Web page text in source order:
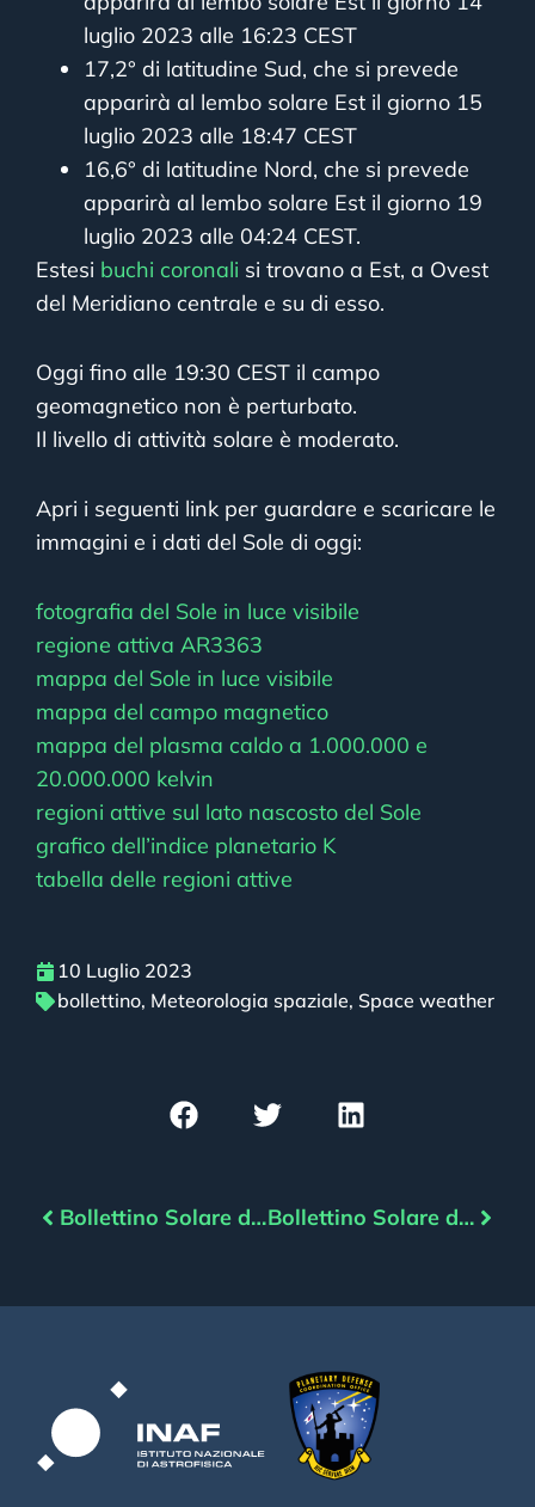
luglio 2023 alle 16:23 CEST
17,2° di latitudine Sud, che si prevede
apparirà al lembo solare Est il giorno 15
luglio 2023 alle 18:47 CEST
16,6° di latitudine Nord, che si prevede
apparirà al lembo solare Est il giorno 19
luglio 2023 alle 04:24 CEST.
Estesi buchi coronali si trovano a Est, a Ovest
del Meridiano centrale e su di esso.
Oggi fino alle 19:30 CEST il campo
geomagnetico non è perturbato.
Il livello di attività solare è moderato.
Apri i seguenti link per guardare e scaricare le
immagini e i dati del Sole di oggi:
fotografia del Sole in luce visibile
regione attiva AR3363
mappa del Sole in luce visibile
mappa del campo magnetico
mappa del plasma caldo a 1.000.000 e
20.000.000 kelvin
regioni attive sul lato nascosto del Sole
grafico dell’indice planetario K
tabella delle regioni attive
10 Luglio 2023
bollettino, Meteorologia spaziale, Space weather
Bollettino Solare del 09/07/2023 Bollettino Solare del 11/07/2023